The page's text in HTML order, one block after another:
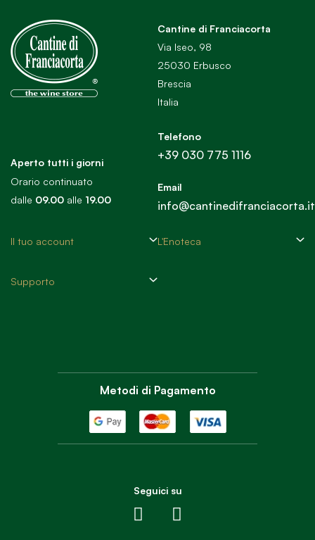
Aperto tutti i giorni
Orario continuato
dalle 09.00 alle 19.00
Cantine di Franciacorta
Via Iseo, 98
25030 Erbusco
Brescia
Italia
Telefono
+39 030 775 1116
Email
info@cantinedifranciacorta.it
Il tuo account L'Enoteca
Supporto
Metodi di Pagamento
Seguici su